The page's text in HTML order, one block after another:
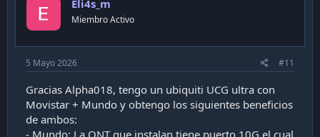
:
Eli4s_m
Miembro Activo
5 Mayo 2026 #11
Gracias Alpha018, tengo un ubiquiti UCG ultra con
Movistar + Mundo y obtengo los siguientes beneficios
de ambos: